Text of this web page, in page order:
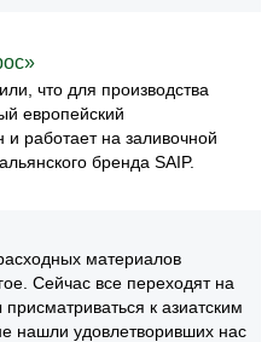
что для производства
европейский
работает на заливочной
бренда SAIP.
материалов
Сейчас все переходят на
к азиатским
нашли удовлетворивших нас